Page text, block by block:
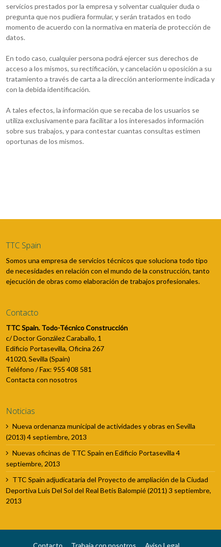
servicios prestados por la empresa y solventar cualquier duda o
pregunta que nos pudiera formular, y serán tratados en todo
momento de acuerdo con la normativa en materia de protección de
datos.
En todo caso, cualquier persona podrá ejercer sus derechos de
acceso a los mismos, su rectificación, y cancelación u oposición a su
tratamiento a través de carta a la dirección anteriormente indicada y
con la debida identificación.
A tales efectos, la información que se recaba de los usuarios se
utiliza exclusivamente para facilitar a los interesados información
sobre sus trabajos, y para contestar cuantas consultas estimen
oportunas de los mismos.
TTC Spain
Somos una empresa de servicios técnicos que soluciona todo tipo
de necesidades en relación con el mundo de la construcción, tanto
ejecución de obras como elaboración de trabajos profesionales.
Contacto
TTC Spain. Todo-Técnico Construcción
c/ Doctor González Caraballo, 1
Edificio Portasevilla, Oficina 267
41020, Sevilla (Spain)
Teléfono / Fax: 955 408 581
Contacta con nosotros
Noticias
Nueva ordenanza municipal de actividades y obras en Sevilla
(2013) 4 septiembre, 2013
Nuevas oficinas de TTC Spain en Edificio Portasevilla 4
septiembre, 2013
TTC Spain adjudicataria del Proyecto de ampliación de la Ciudad
Deportiva Luis Del Sol del Real Betis Balompié (2011) 3 septiembre,
2013
Contacto Trabaja con nosotros Aviso Legal